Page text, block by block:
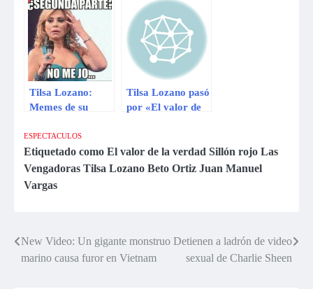
gano más dinero
aire sí o sí
Tilsa Lozano:
Memes de su
‘El valor de la
verdad’
Tilsa Lozano pasó
por «El valor de
ESPECTACULOS
Etiquetado como El valor de la verdad Sillón rojo Las
Vengadoras Tilsa Lozano Beto Ortiz Juan Manuel
Vargas
Navegación
New Video: Un gigante monstruo
marino causa furor en Vietnam
Detienen a ladrón de video
sexual de Charlie Sheen